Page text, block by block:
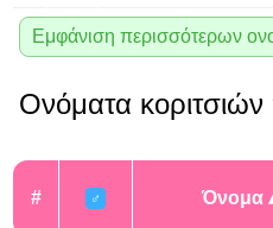
Εμφάνιση περισσότερων
Ονόματα
# ♂ Όνομα